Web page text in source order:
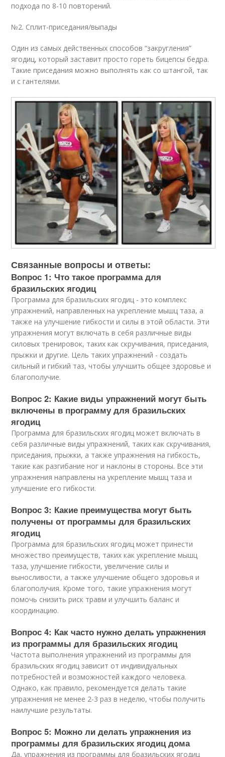
подхода по 8-10 повторений.
№2. Сплит-приседания/выпады
Один из самых действенных способов “закругления”
ягодиц, который заставит просто гореть бицепсы бедра.
Такие приседания можно выполнять как со штангой, так
и с гантелями.
Связанные вопросы и ответы:
Вопрос 1: Что такое программа для
бразильских ягодиц
Программа для бразильских ягодиц - это комплекс
упражнений, направленных на укрепление мышц таза, а
также на улучшение гибкости и силы в этой области. Эти
упражнения могут включать в себя различные виды
силовых тренировок, таких как скручивания, приседания,
прыжки и другие. Цель таких упражнений - создать
сильный и гибкий таз, чтобы улучшить общее здоровье и
благополучие.
Вопрос 2: Какие виды упражнений могут быть
включены в программу для бразильских
ягодиц
Программа для бразильских ягодиц может включать в
себя различные виды упражнений, таких как скручивания,
приседания, прыжки, а также упражнения на гибкость,
такие как разгибание ног и наклоны в стороны. Все эти
упражнения направлены на укрепление мышц таза и
улучшение его гибкости.
Вопрос 3: Какие преимущества могут быть
получены от программы для бразильских
ягодиц
Программа для бразильских ягодиц может принести
множество преимуществ, таких как укрепление мышц
таза, улучшение гибкости, увеличение силы и
выносливости, а также улучшение общего здоровья и
благополучия. Кроме того, такие упражнения могут
помочь снизить риск травм и улучшить баланс и
координацию.
Вопрос 4: Как часто нужно делать упражнения
из программы для бразильских ягодиц
Частота выполнения упражнений из программы для
бразильских ягодиц зависит от индивидуальных
потребностей и возможностей каждого человека.
Однако, как правило, рекомендуется делать такие
упражнения не менее 2-3 раз в неделю, чтобы получить
наилучшие результаты.
Вопрос 5: Можно ли делать упражнения из
программы для бразильских ягодиц дома
Да, упражнения из программы для бразильских ягодиц